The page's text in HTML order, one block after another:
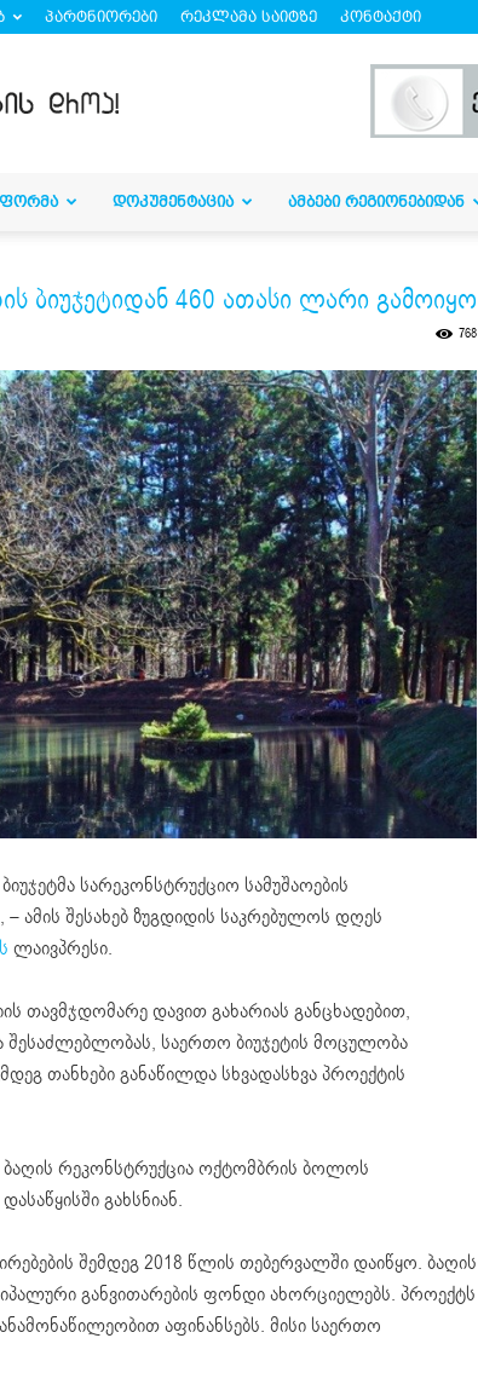
პარტნიორები რეკლამა საიტზე კონტაქტი
ᲓᲝᲙᲣᲛᲔᲜᲢᲐᲪᲘᲐ ᲐᲛᲑᲔᲑᲘ ᲠᲔᲒᲘᲝᲜᲔᲑᲘᲓᲐᲜ
ბიუჯეტიდან 460 ათასი ლარი გამოიყო
768
სარეკონსტრუქციო სამუშაოების
ამის შესახებ ზუგდიდის საკრებულოს დღეს
ლაივპრესი.
თავმჯდომარე დავით გახარიას განცხადებით,
შესაძლებლობას, საერთო ბიუჯეტის მოცულობა
თანხები განაწილდა სხვადასხვა პროექტის
ბაღის რეკონსტრუქცია ოქტომბრის ბოლოს
გახსნიან.
შემდეგ 2018 წლის თებერვალში დაიწყო. ბაღის
განვითარების ფონდი ახორციელებს. პროექტს
აფინანსებს. მისი საერთო